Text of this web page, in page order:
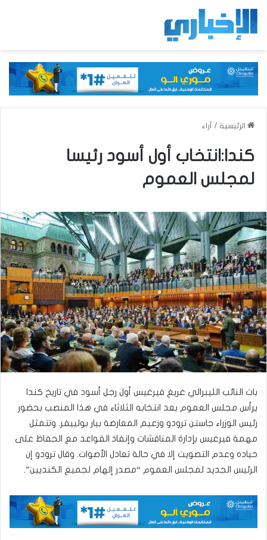
الرئيسية / آراء
كندا:انتخاب أول أسود رئيسا
لمجلس العموم
بات النائب الليبرالي غريغ فيرغيس أول رجل أسود في تاريخ كندا
يرأس مجلس العموم بعد انتخابه الثلاثاء في هذا المنصب بحضور
رئيس الوزراء جاستن ترودو وزعيم المعارضة بيار بولييفر. وتتمثل
مهمة فيرغيس بإدارة المناقشات وإنفاذ القواعد مع الحفاظ على
حياده وعدم التصويت إلا في حالة تعادل الأصوات. وقال ترودو إن
الرئيس الجديد لمجلس العموم “مصدر إلهام لجميع الكنديين”.